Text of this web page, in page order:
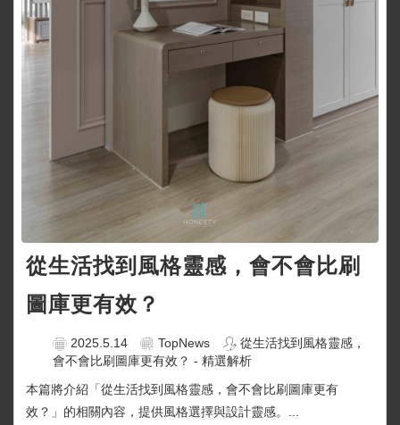
從生活找到風格靈感，會不會比刷
圖庫更有效？
2025.5.14 TopNews
從生活找到風格靈感，
會不會比刷圖庫更有效？ - 精選解析
本篇將介紹「從生活找到風格靈感，會不會比刷圖庫更有
效？」的相關內容，提供風格選擇與設計靈感。...